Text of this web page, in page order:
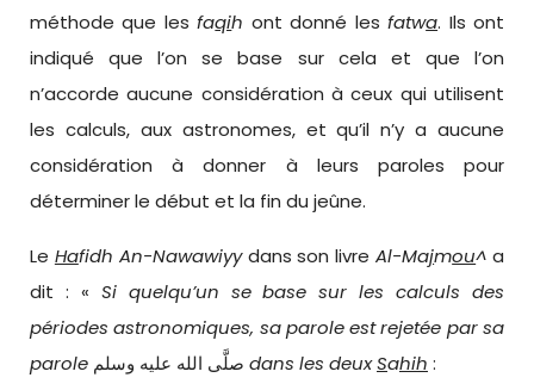
méthode que lesfaqih ont donné lesfatwa. Ils ont
indiqué que l’on se base sur cela et que l’on
n’accorde aucune considération à ceux qui utilisent
les calculs, aux astronomes, et qu’il n’y a aucune
considération à donner à leurs paroles pour
déterminer le début et la fin du jeûne.
Le Hafidh An-Nawawiyydans son livreAl-Majmou^ a
dit : « Si quelqu’un se base sur les calculs des
périodes astronomiques, sa parole est rejetée par sa
parole صلَّى الله عليه وسلم dans les deuxSahih :